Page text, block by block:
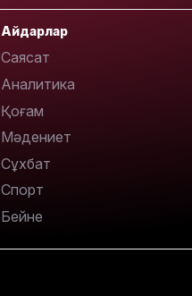
Айдарлар
Саясат
Аналитика
Қоғам
Мәдениет
Сұхбат
Спорт
Бейне